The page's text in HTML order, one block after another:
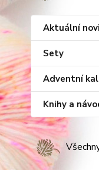
Aktuální
Sety
Adventní
Knihy a